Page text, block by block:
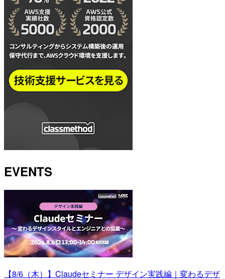
EVENTS
【8/6（木）】Claudeセミナー デザイン実践編｜変わるデザ